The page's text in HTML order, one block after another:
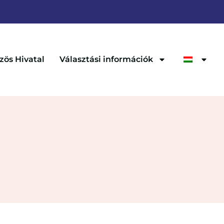
Hivatal Választási információk